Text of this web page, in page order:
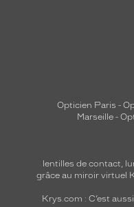
Opticien Paris -
Marseille -
lentilles de contact,
grâce au miroir virtuel
Krys.com : C’est